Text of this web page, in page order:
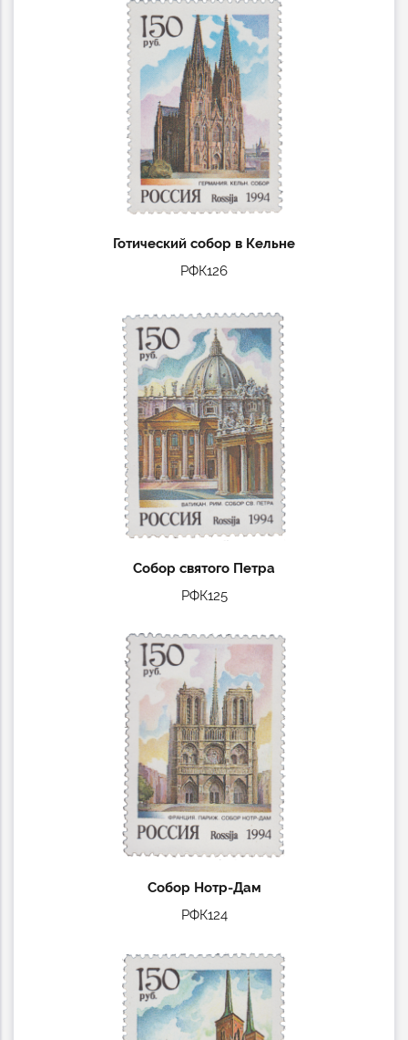
Готический собор в Кельне
РФК126
Собор святого Петра
РФК125
Собор Нотр-Дам
РФК124